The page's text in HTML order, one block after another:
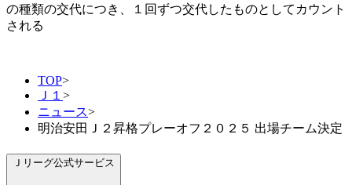
の種類の交代につき、１回ずつ交代したものとしてカウント
される
TOP>
Ｊ１ >
ニュース>
明治安田Ｊ２昇格プレーオフ２０２５ 出場チーム決定
Ｊリーグ公式サービス